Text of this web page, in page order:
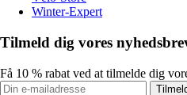
Winter-Expert
Tilmeld dig vores
Få 10 % rabat ved at tilmelde dig